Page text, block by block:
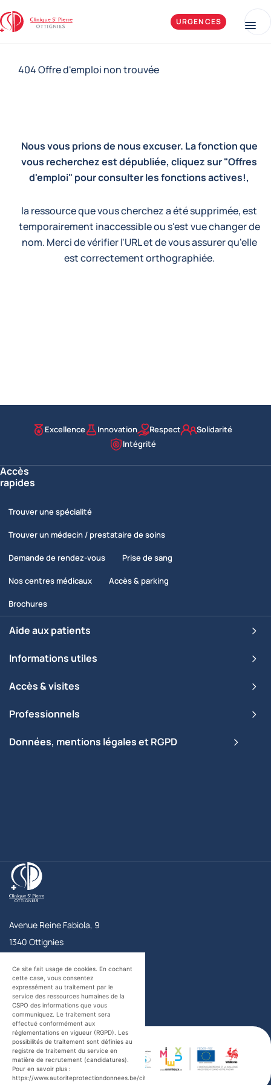
Ce site fait usage de cookies. En cochant
cette case, vous consentez
expressément au traitement par le
service des ressources humaines de la
CSPO des informations que vous
communiquez. Le traitement sera
effectué conformément aux
réglementations en vigueur (RGPD). Les
possibilités de traitement sont définies au
registre de traitement du service en
matière de recrutement (candidatures).
Pour en savoir plus :
https://www.autoriteprotectiondonnees.be/citoyen
Clinique Saint-Pierre Ottignies URGENCES
404 Offre d'emploi non trouvée
Nous vous prions de nous excuser. La fonction que
vous recherchez est dépubliée, cliquez sur "Offres
d'emploi" pour consulter les fonctions actives!,
la ressource que vous cherchez a été supprimée, est
temporairement inaccessible ou s'est vue changer de
nom. Merci de vérifier l'URL et de vous assurer qu'elle
est correctement orthographiée.
Excellence Innovation Respect
Solidarité
Intégrité
Accès
rapides
Trouver une spécialité
Trouver un médecin / prestataire de soins
Demande de rendez-vous Prise de sang
Nos centres médicaux Accès & parking
Brochures
Aide aux patients
Informations utiles
Accès & visites
Professionnels
Données, mentions légales et RGPD
Clinique Saint-Pierre Ottignies
Avenue Reine Fabiola, 9
1340 Ottignies
Urgences
+32 10 43 73 56
Contact
Facebook
TwitterYouTubeLinkedIn
certifications